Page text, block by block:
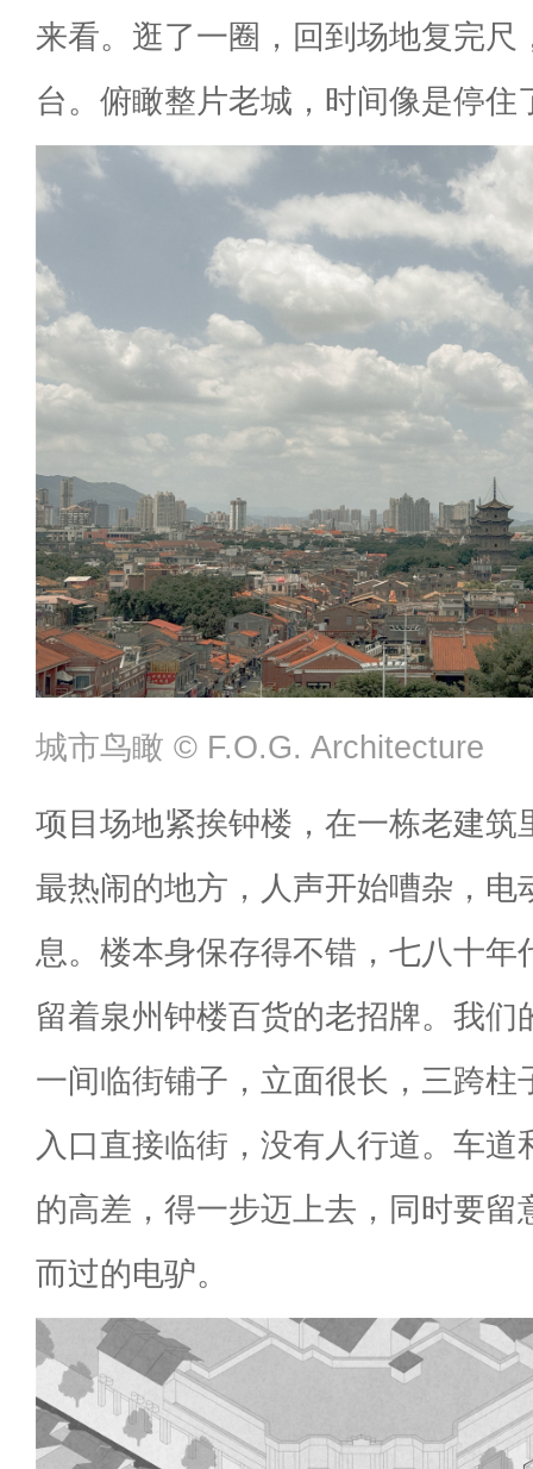
来看。逛了一圈，回到场地复完尺
台。俯瞰整片老城，时间像是停住
城市鸟瞰 ©️ F.O.G. Architecture
项目场地紧挨钟楼，在一栋老建筑
最热闹的地方，人声开始嘈杂，电
息。楼本身保存得不错，七八十年
留着泉州钟楼百货的老招牌。我们
一间临街铺子，立面很长，三跨柱
入口直接临街，没有人行道。车
的高差，得一步迈上去，同时要留
而过的电驴。